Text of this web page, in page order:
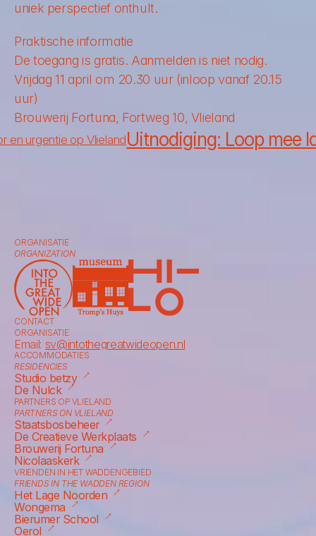
uniek perspectief onthult.
Praktische informatie
De toegang is gratis. Aanmelden is niet nodig.
Vrijdag 11 april om 20.30 uur (inloop vanaf 20.15
uur)
Brouwerij Fortuna, Fortweg 10, Vlieland
en urgentie op VlielandUitnodiging: Loop mee
ORGANISATIE
ORGANIZATION
CONTACT
ORGANISATIE
Email: sv@intothegreatwideopen.nl
ACCOMMODATIES
RESIDENCIES
Studio betzy ⟶
De Nulck ⟶
PARTNERS OP VLIELAND
PARTNERS ON VLIELAND
Staatsbosbeheer ⟶
De Creatieve Werkplaats ⟶
Brouwerij Fortuna ⟶
Nicolaaskerk ⟶
VRIENDEN IN HET WADDENGEBIED
FRIENDS IN THE WADDEN REGION
Het Lage Noorden ⟶
Wongema ⟶
Bierumer School ⟶
Oerol ⟶